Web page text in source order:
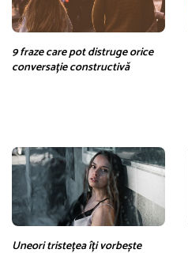
9 fraze care pot distruge orice
conversație constructivă
Uneori tristețea îți vorbește